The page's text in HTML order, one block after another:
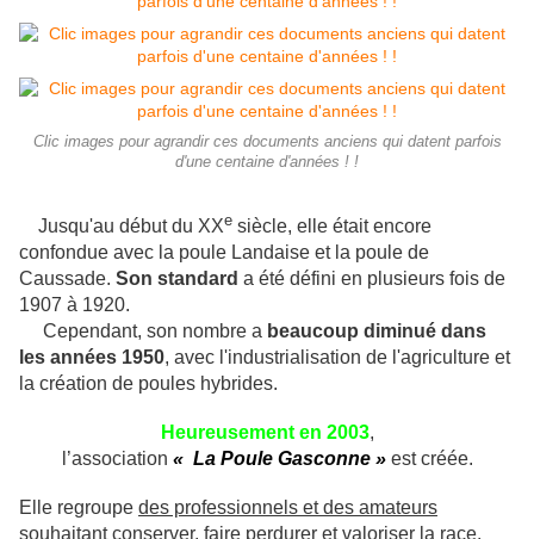
Clic images pour agrandir ces documents anciens qui datent parfois
d'une centaine d'années ! !
Jusqu'au début du XXe siècle, elle était encore
confondue avec la poule Landaise et la poule de
Caussade. Son standard a été défini en plusieurs fois de
1907 à 1920.
Cependant, son nombre a beaucoup diminué dans
les années 1950, avec l'industrialisation de l'agriculture et
la création de poules hybrides.
Heureusement en 2003,
l’association « La Poule Gasconne »est créée.
Elle regroupe des professionnels et des amateurs
souhaitant conserver, faire perdurer et valoriser la race.